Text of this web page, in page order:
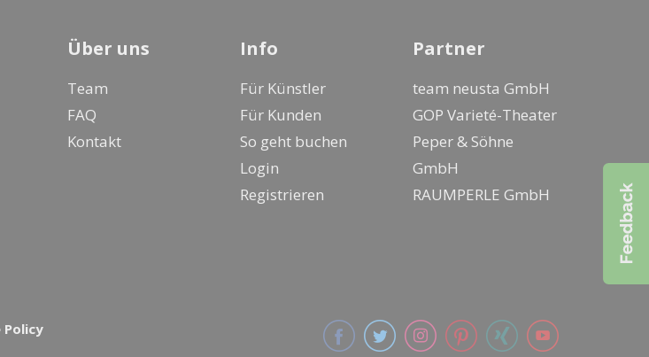
Über uns
Team
FAQ
Kontakt
Info
Für Künstler
Für Kunden
So geht buchen
Login
Registrieren
Partner
team neusta GmbH
GOP Varieté-Theater
Peper & Söhne
GmbH
RAUMPERLE GmbH
Policy